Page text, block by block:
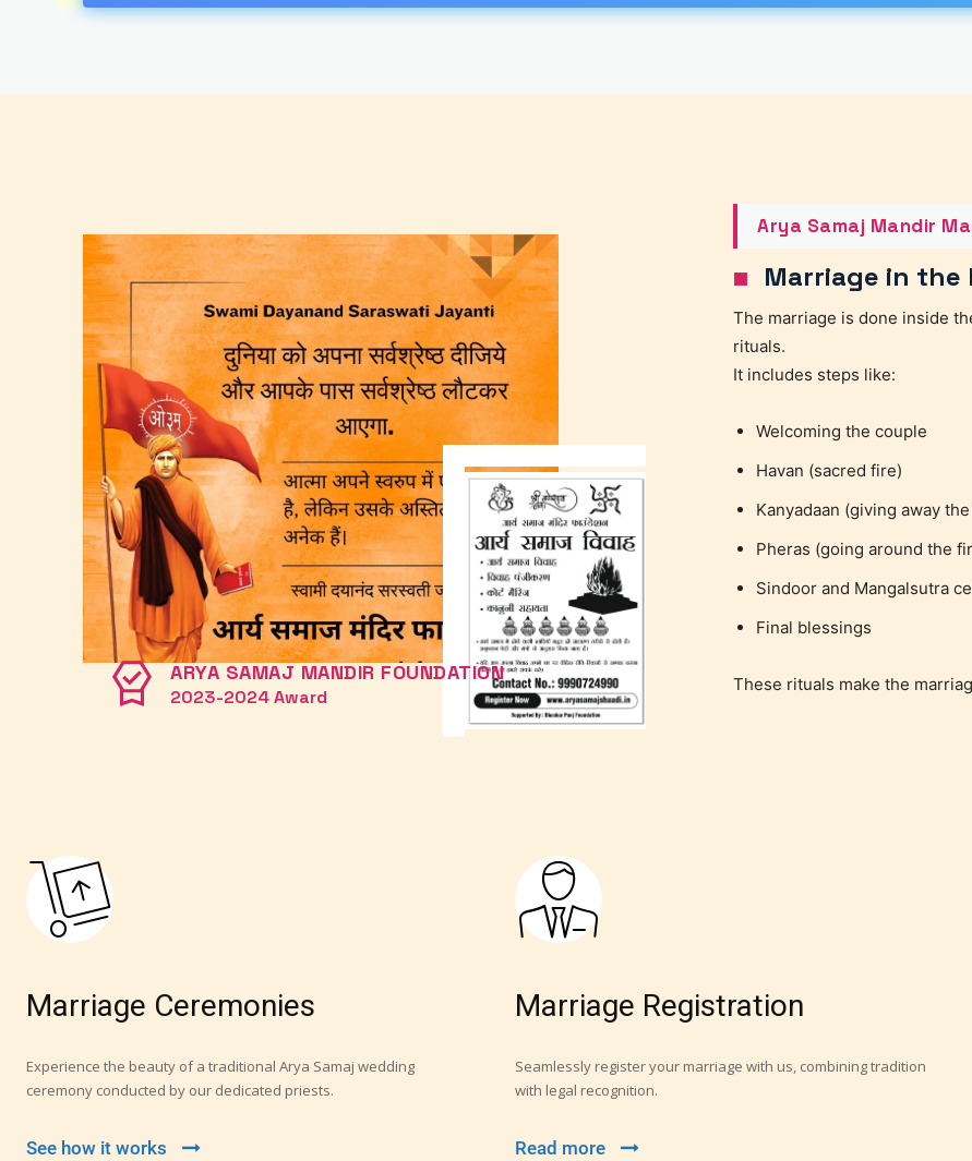
ARYA SAMAJ MANDIR FOUNDATION
2023-2024 Award
Arya Samaj Mandir
Marriage in the
The marriage is done inside
rituals.
It includes steps like:
Welcoming the couple
Havan (sacred fire)
Kanyadaan (giving away
Pheras (going around the
Sindoor and Mangalsutra
Final blessings
These rituals make the
Marriage Ceremonies
Experience the beauty of a traditional Arya Samaj wedding
ceremony conducted by our dedicated priests.
See how it works
Marriage Registration
Seamlessly register your marriage with us, combining tradition
with legal recognition.
Read more